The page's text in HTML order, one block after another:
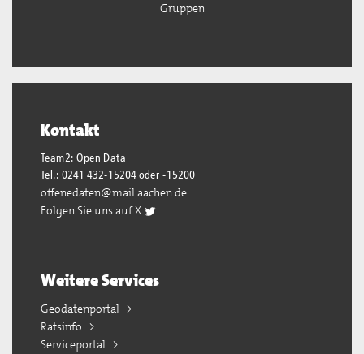
Gruppen
Kontakt
Team2: Open Data
Tel.: 0241 432-15204 oder -15200
offenedaten@mail.aachen.de
Folgen Sie uns auf X
Weitere Services
Geodatenportal
Ratsinfo
Serviceportal